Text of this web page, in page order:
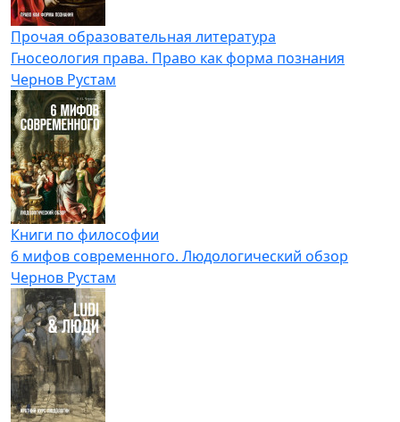
Прочая образовательная литература
Гносеология права. Право как форма познания
Чернов Рустам
Книги по философии
6 мифов современного. Людологический обзор
Чернов Рустам